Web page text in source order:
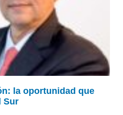
la oportunidad que
Sur